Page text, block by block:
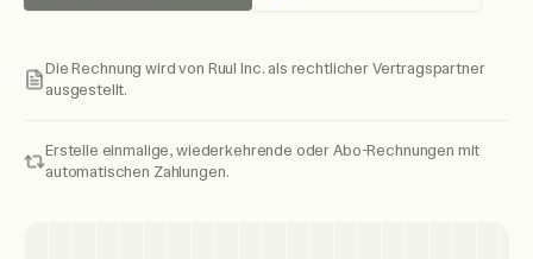
Die Rechnung wird von Ruul Inc. als rechtlicher Vertragspartner
ausgestellt.
Erstelle einmalige, wiederkehrende oder Abo-Rechnungen mit
automatischen Zahlungen.